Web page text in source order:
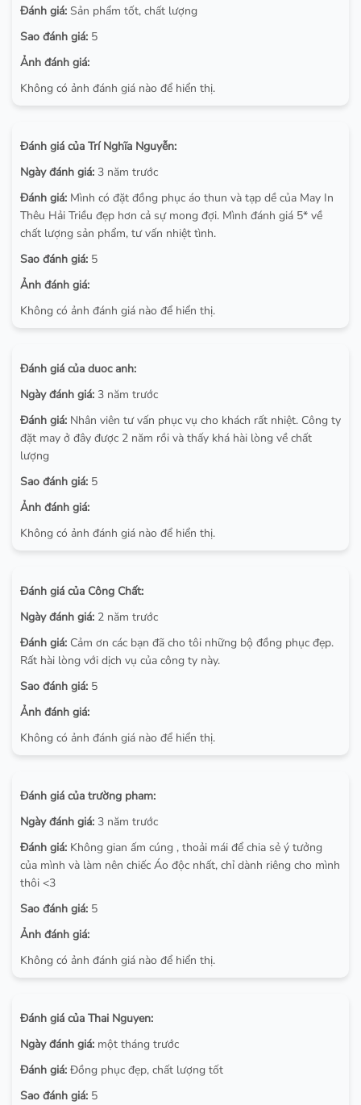
Đánh giá: Sản phẩm tốt, chất lượng
Sao đánh giá: 5
Ảnh đánh giá:
Không có ảnh đánh giá nào để hiển thị.
Đánh giá của Trí Nghĩa Nguyễn:
Ngày đánh giá: 3 năm trước
Đánh giá: Mình có đặt đồng phục áo thun và tạp dề của May In
Thêu Hải Triều đẹp hơn cả sự mong đợi. Mình đánh giá 5* về
chất lượng sản phẩm, tư vấn nhiệt tình.
Sao đánh giá: 5
Ảnh đánh giá:
Không có ảnh đánh giá nào để hiển thị.
Đánh giá của duoc anh:
Ngày đánh giá: 3 năm trước
Đánh giá: Nhân viên tư vấn phục vụ cho khách rất nhiệt. Công ty
đặt may ở đây được 2 năm rồi và thấy khá hài lòng về chất
lượng
Sao đánh giá: 5
Ảnh đánh giá:
Không có ảnh đánh giá nào để hiển thị.
Đánh giá của Công Chất:
Ngày đánh giá: 2 năm trước
Đánh giá: Cảm ơn các bạn đã cho tôi những bộ đồng phục đẹp.
Rất hài lòng với dịch vụ của công ty này.
Sao đánh giá: 5
Ảnh đánh giá:
Không có ảnh đánh giá nào để hiển thị.
Đánh giá của trường pham:
Ngày đánh giá: 3 năm trước
Đánh giá: Không gian ấm cúng , thoải mái để chia sẻ ý tưởng
của mình và làm nên chiếc Áo độc nhất, chỉ dành riêng cho mình
thôi <3
Sao đánh giá: 5
Ảnh đánh giá:
Không có ảnh đánh giá nào để hiển thị.
Đánh giá của Thai Nguyen:
Ngày đánh giá: một tháng trước
Đánh giá: Đồng phục đẹp, chất lượng tốt
Sao đánh giá: 5